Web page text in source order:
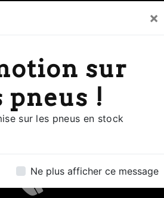
×
sur
pneus !
sur les pneus en stock
Ne plus afficher ce message
Perigueux